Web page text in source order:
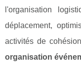
l'organisation
déplacement,
activités de
organisation